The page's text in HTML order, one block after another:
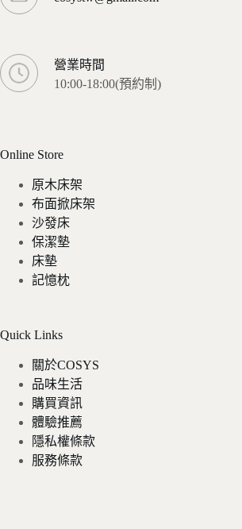
選
營業時間
10:00-18:00(預約制)
Online Store
原木床架
布面掀床架
沙發床
保潔墊
床墊
記憶枕
Quick Links
關於COSYS
品味生活
購買資訊
體驗推薦
隱私權條款
服務條款